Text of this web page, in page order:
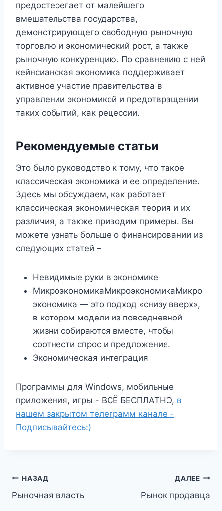
предостерегает от малейшего
вмешательства государства,
демонстрирующего свободную рыночную
торговлю и экономический рост, а также
рыночную конкуренцию. По сравнению с ней
кейнсианская экономика поддерживает
активное участие правительства в
управлении экономикой и предотвращении
таких событий, как рецессии.
Рекомендуемые статьи
Это было руководство к тому, что такое
классическая экономика и ее определение.
Здесь мы обсуждаем, как работает
классическая экономическая теория и их
различия, а также приводим примеры. Вы
можете узнать больше о финансировании из
следующих статей –
Невидимые руки в экономике
МикроэкономикаМикроэкономикаМикро
экономика — это подход «снизу вверх»,
в котором модели из повседневной
жизни собираются вместе, чтобы
соотнести спрос и предложение.
Экономическая интеграция
Программы для Windows, мобильные
приложения, игры - ВСЁ БЕСПЛАТНО, в
нашем закрытом телеграмм канале -
Подписывайтесь:)
Навигация
по
НАЗАД
Рыночная власть
ДАЛЕЕ
Рынок продавца